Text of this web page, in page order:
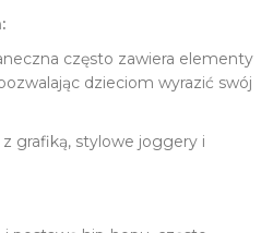
często zawiera elementy
dzieciom wyrazić swój
grafiką, stylowe joggery i